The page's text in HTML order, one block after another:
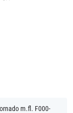
F000-